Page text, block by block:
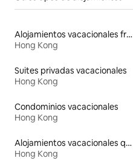
Alojamientos vacacionales frente a la playa
Hong Kong
Suites privadas vacacionales
Hong Kong
Condominios vacacionales
Hong Kong
Alojamientos vacacionales que admiten mascotas
Hong Kong